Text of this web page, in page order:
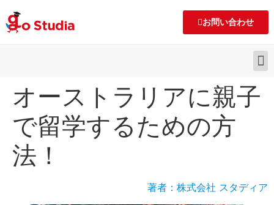
お問い合わせ
オーストラリアに親子
で留学するための方
法！
著者：株式会社 スタディア